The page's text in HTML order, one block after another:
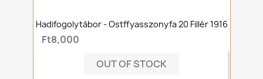
Hadifogolytábor - Ostffyasszonyfa 20 Fillér 1916
Ft8,000
OUT OF STOCK